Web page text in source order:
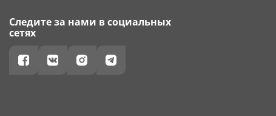
Следите за нами в социальных
сетях